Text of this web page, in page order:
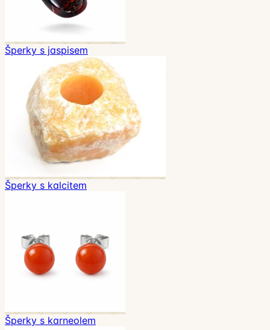
Šperky s jaspisem
Šperky s kalcitem
Šperky s karneolem